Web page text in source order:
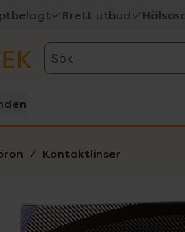
Brett utbud
Sök
Kontaktlinser
Innehåller 4 objekt.